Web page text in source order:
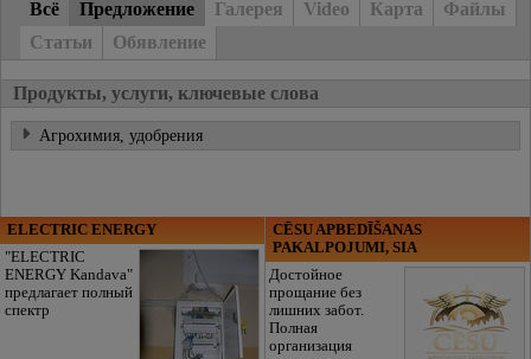
Всё Предложение Галерея Video Карта
Файлы
Статьи
Обявление
Продукты, услуги, ключевые слова
Агрохимия, удобрения
ELECTRIC ENERGY
"ELECTRIC
ENERGY Kandava"
предлагает полный
спектр
CĒSU APBEDĪŠANAS
PAKALPOJUMI, SIA
Достойное
прощание без
лишних забот.
Полная
организация